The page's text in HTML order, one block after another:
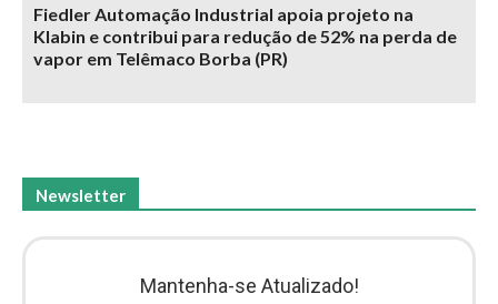
Fiedler Automação Industrial apoia projeto na
Klabin e contribui para redução de 52% na perda de
vapor em Telêmaco Borba (PR)
Newsletter
Mantenha-se Atualizado!